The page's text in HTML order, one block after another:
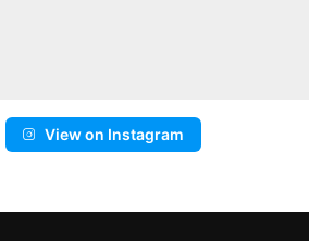
View on Instagram